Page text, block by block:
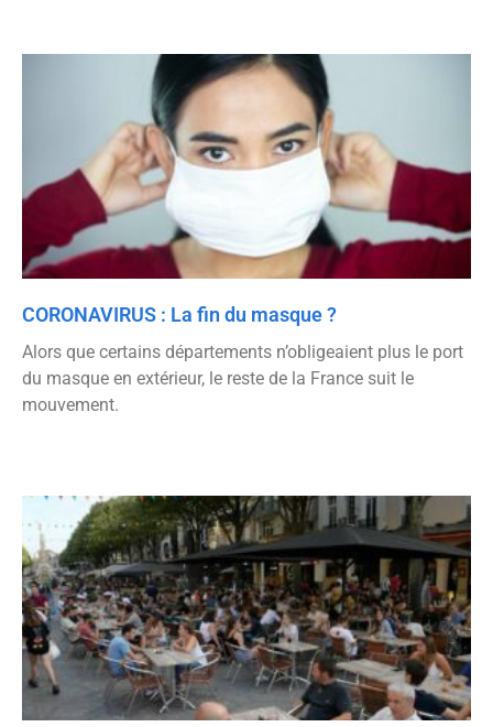
CORONAVIRUS : La fin du masque ?
Alors que certains départements n’obligeaient plus le port
du masque en extérieur, le reste de la France suit le
mouvement.